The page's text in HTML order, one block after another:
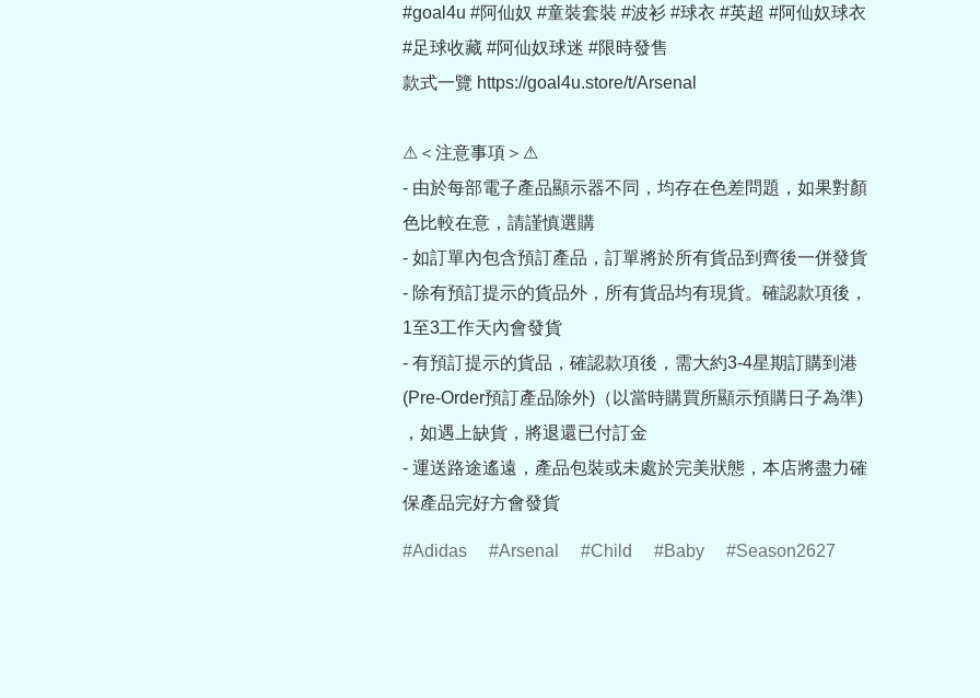
#goal4u #阿仙奴 #童裝套裝 #波衫 #球衣 #英超 #阿仙奴球衣
#足球收藏 #阿仙奴球迷 #限時發售
款式一覽 https://goal4u.store/t/Arsenal
⚠＜注意事項＞⚠
- 由於每部電子產品顯示器不同，均存在色差問題，如果對顏
色比較在意，請謹慎選購
- 如訂單內包含預訂產品，訂單將於所有貨品到齊後一併發貨
- 除有預訂提示的貨品外，所有貨品均有現貨。確認款項後，
1至3工作天內會發貨
- 有預訂提示的貨品，確認款項後，需大約3-4星期訂購到港
(Pre-Order預訂產品除外)（以當時購買所顯示預購日子為準)
，如遇上缺貨，將退還已付訂金
- 運送路途遙遠，產品包裝或未處於完美狀態，本店將盡力確
保產品完好方會發貨
Adidas Arsenal Child Baby Season2627